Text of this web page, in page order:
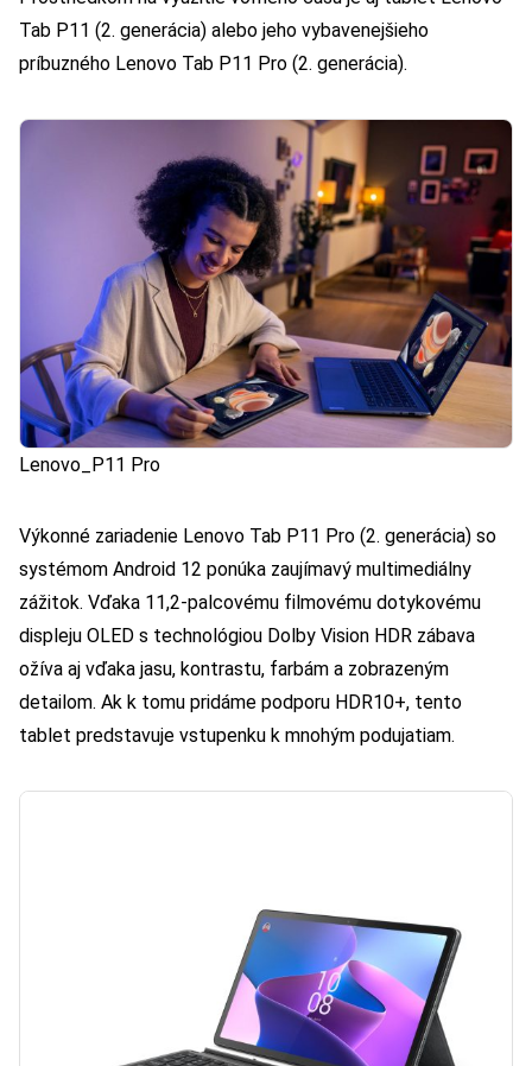
Tab P11 (2. generácia) alebo jeho vybavenejšieho
príbuzného Lenovo Tab P11 Pro (2. generácia).
Lenovo_P11 Pro
Výkonné zariadenie Lenovo Tab P11 Pro (2. generácia) so
systémom Android 12 ponúka zaujímavý multimediálny
zážitok. Vďaka 11,2-palcovému filmovému dotykovému
displeju OLED s technológiou Dolby Vision HDR zábava
ožíva aj vďaka jasu, kontrastu, farbám a zobrazeným
detailom. Ak k tomu pridáme podporu HDR10+, tento
tablet predstavuje vstupenku k mnohým podujatiam.